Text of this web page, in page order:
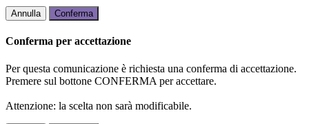
Annulla Conferma
Conferma per accettazione
Per questa comunicazione è richiesta una conferma di accettazione.
Premere sul bottone CONFERMA per accettare.
Attenzione: la scelta non sarà modificabile.